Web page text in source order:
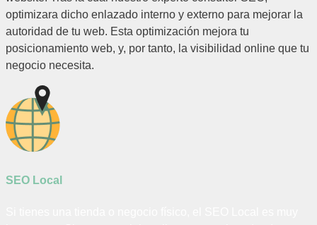
optimizara dicho enlazado interno y externo para mejorar la
autoridad de tu web. Esta optimización mejora tu
posicionamiento web, y, por tanto, la visibilidad online que tu
negocio necesita.
SEO Local